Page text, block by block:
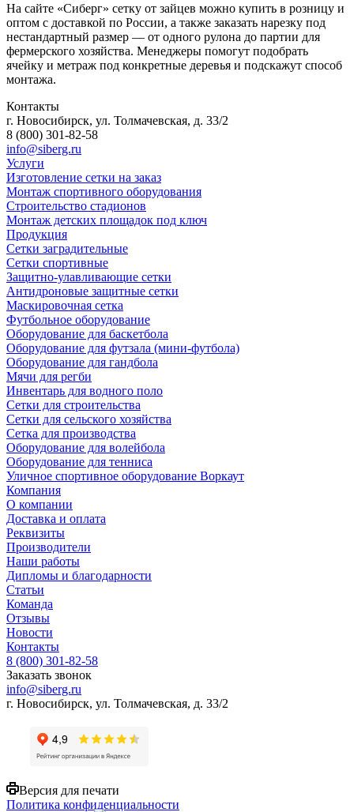
На сайте «Сиберг» сетку от зайцев можно купить в розницу и
оптом с доставкой по России, а также заказать нарезку под
нестандартный размер — от одного рулона до партии для
фермерского хозяйства. Менеджеры помогут подобрать
ячейку и метраж под конкретные деревья и подскажут способ
монтажа.
Контакты
г. Новосибирск, ул. Толмачевская, д. 33/2
8 (800) 301-82-58
info@siberg.ru
Услуги
Изготовление сетки на заказ
Монтаж спортивного оборудования
Строительство стадионов
Монтаж детских площадок под ключ
Продукция
Сетки заградительные
Сетки спортивные
Защитно-улавливающие сетки
Антидроновые защитные сетки
Маскировочная сетка
Футбольное оборудование
Оборудование для баскетбола
Оборудование для футзала (мини-футбола)
Оборудование для гандбола
Мячи для регби
Инвентарь для водного поло
Сетки для строительства
Сетки для сельского хозяйства
Сетка для производства
Оборудование для волейбола
Оборудование для тенниса
Уличное спортивное оборудование Воркаут
Компания
О компании
Доставка и оплата
Реквизиты
Производители
Наши работы
Дипломы и благодарности
Статьи
Команда
Отзывы
Новости
Контакты
8 (800) 301-82-58
Заказать звонок
info@siberg.ru
г. Новосибирск, ул. Толмачевская, д. 33/2
Версия для печати
Политика конфиденциальности